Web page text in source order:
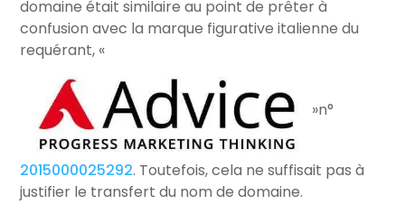
domaine était similaire au point de prêter à
confusion avec la marque figurative italienne du
requérant, «
»n°
2015000025292. Toutefois, cela ne suffisait pas à
justifier le transfert du nom de domaine.